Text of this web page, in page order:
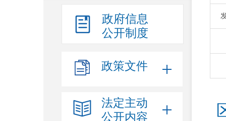
政府信息
公开制度
政策文件
法定主动
公开内容